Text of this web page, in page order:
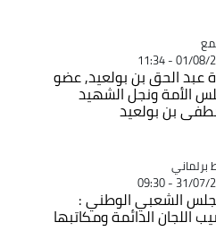
01/08/2026
عبد الحق بن بولعيد, عضو
الأمة ونجل الشهيد
بن بولعيد
برلماني
31/07/2026
الشعبي الوطني :
اللجان الدائمة ومكاتبها